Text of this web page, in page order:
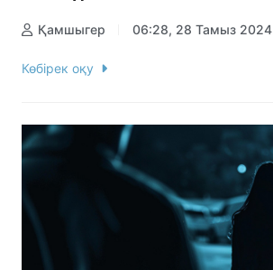
Қамшыгер 06:28, 28 Тамыз 2024
Көбірек оқу